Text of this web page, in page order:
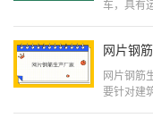
车，具有
供应商成
网片钢
网片钢筋
要针对建